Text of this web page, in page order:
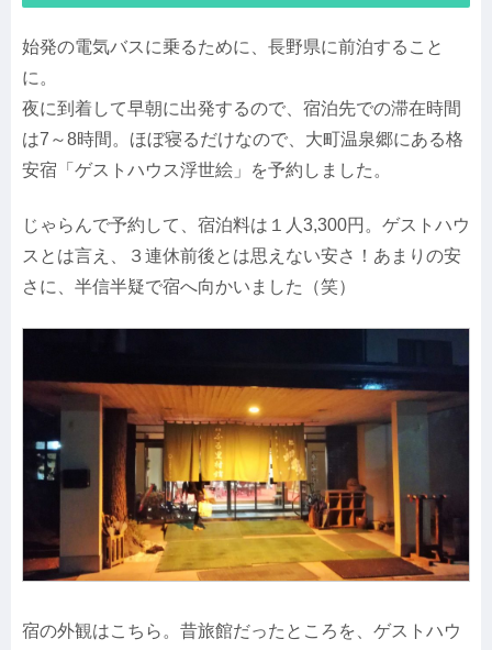
始発の電気バスに乗るために、長野県に前泊すること
に。
夜に到着して早朝に出発するので、宿泊先での滞在時間
は7～8時間。ほぼ寝るだけなので、大町温泉郷にある格
安宿「ゲストハウス浮世絵」を予約しました。
じゃらんで予約して、宿泊料は１人3,300円。ゲストハウ
スとは言え、３連休前後とは思えない安さ！あまりの安
さに、半信半疑で宿へ向かいました（笑）
宿の外観はこちら。昔旅館だったところを、ゲストハウ